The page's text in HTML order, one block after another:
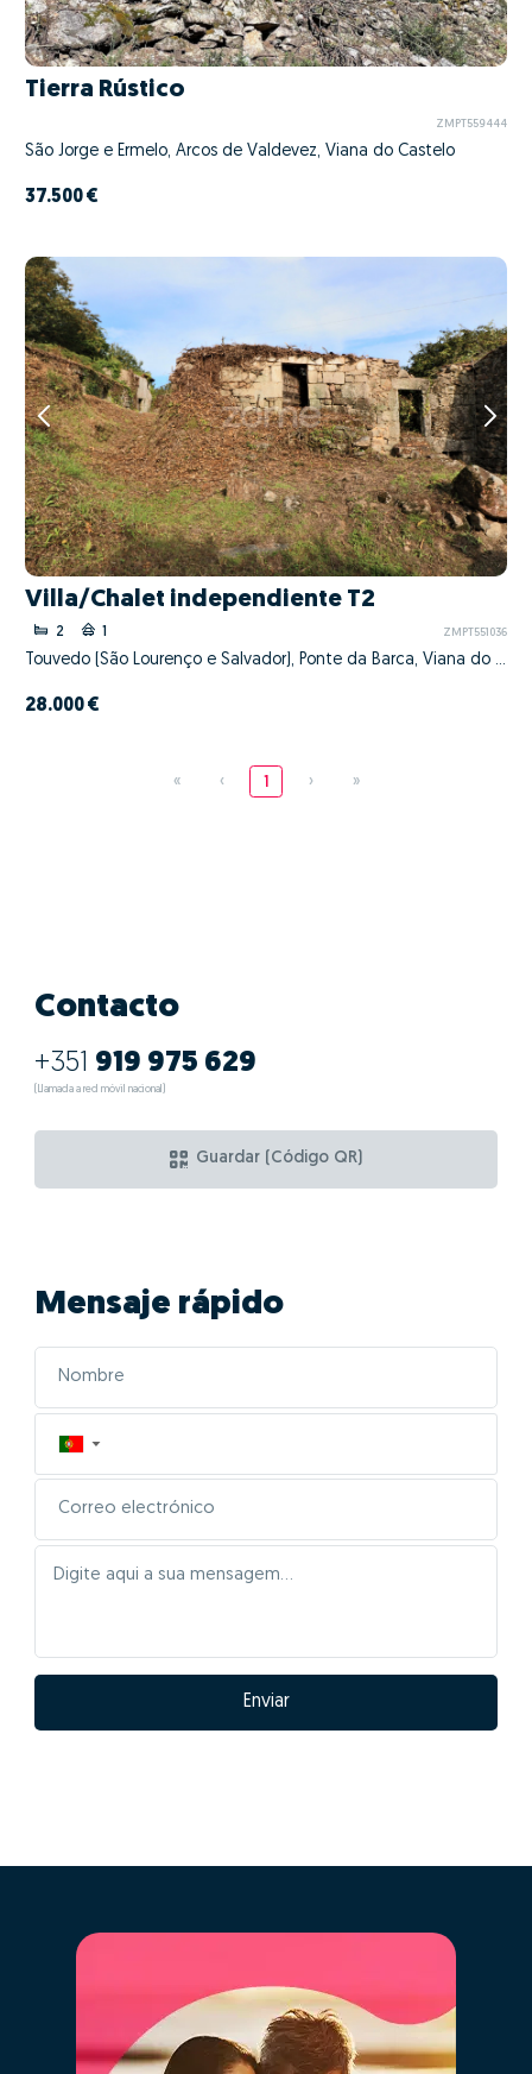
Tierra Rústico
ZMPT559444
São Jorge e Ermelo, Arcos de Valdevez, Viana do Castelo
37.500 €
Villa/Chalet independiente T2
2 1 ZMPT551036
Touvedo (São Lourenço e Salvador), Ponte da Barca, Viana do Castelo
28.000 €
« ‹ 1 › »
Contacto
+351 919 975 629
(Llamada a red móvil nacional)
Guardar (Código QR)
Mensaje rápido
▼
Enviar